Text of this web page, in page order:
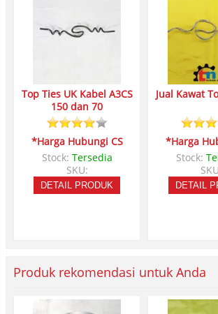
Top Ties UK Kabel A3CS
150 dan 70
*Harga Hubungi CS
Stock: Tersedia
SKU:
DETAIL PRODUK
Jual Kawat
*Harga
Stock:
DETAIL
Produk rekomendasi untuk Anda